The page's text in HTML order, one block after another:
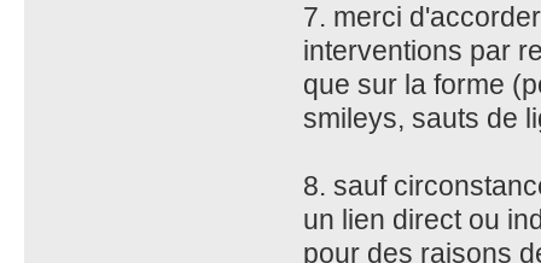
7. merci
interventions par
que sur la forme
smileys, sauts de
8. sauf
un lien direct ou
pour des raisons